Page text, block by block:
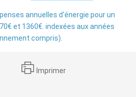
annuelles d'énergie pour un
et 1360€. indexées aux années
compris).
Imprimer